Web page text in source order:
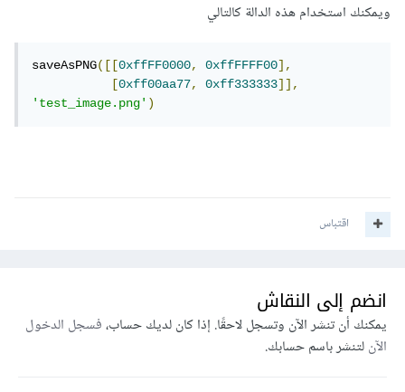
ويمكنك استخدام هذه الدالة كالتالي
saveAsPNG([[0xffFF0000, 0xffFFFF00],
[0xff00aa77, 0xff333333]],
'test_image.png')
اقتباس
انضم إلى النقاش
يمكنك أن تنشر الآن وتسجل لاحقًا. إذا كان لديك حساب،فسجل الدخول
الآنلتنشر باسم حسابك.